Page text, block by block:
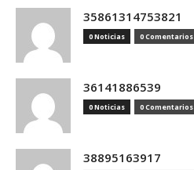
35861314753821
0 Noticias 0 Comentarios
36141886539
0 Noticias 0 Comentarios
38895163917